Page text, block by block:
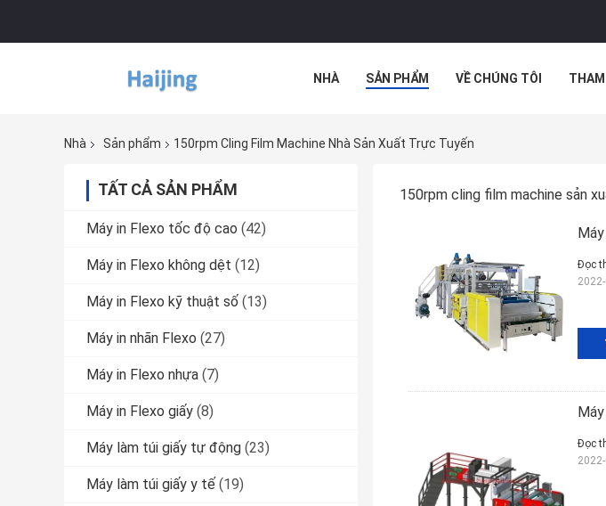
NHÀ SẢN PHẨM VỀ CHÚNG TÔI
Nhà
Sản phẩm 150rpm Cling Film Machine Nhà Sản Xuất Trực Tuyến
TẤT CẢ SẢN PHẨM
Máy in Flexo tốc độ cao (42)
Máy in Flexo không dệt (12)
Máy in Flexo kỹ thuật số (13)
Máy in nhãn Flexo (27)
Máy in Flexo nhựa (7)
Máy in Flexo giấy (8)
Máy làm túi giấy tự động (23)
Máy làm túi giấy y tế (19)
150rpm cling film machine sản
Đọc
Đọc